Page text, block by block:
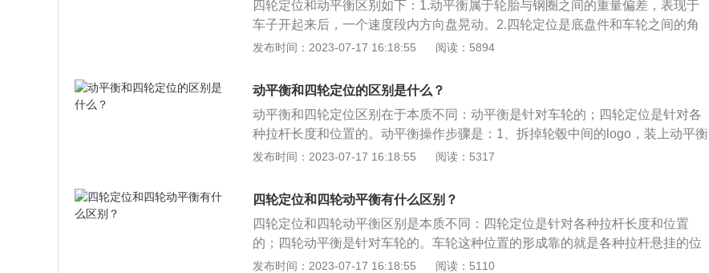
四轮定位和动平衡区别如下：1.动平衡属于轮胎与钢圈之间的重量偏差，表现于
车子开起来后，一个速度段内方向盘晃动。2.四轮定位是底盘件和车轮之间的角
度偏差，源于底盘件问题，效果有：吃胎、跑偏、方向盘不正等。扩展如下：1.
行驶中轮胎和转向机件的磨损。2.动平衡的作用：动平衡可以确保轮胎平顺行
驶，避免抖动，使车辆高速平稳安全的行驶。
发布时间：2023-07-17 16:18:55 阅读：5894
动平衡和四轮定位的区别是什么？
动平衡和四轮定位区别在于本质不同：动平衡是针对车轮的；四轮定位是针对各
种拉杆长度和位置的。动平衡操作步骤是：1、拆掉轮毂中间的logo，装上动平衡
仪进行测量，并输入数据；2、测量轮辋宽度，并输入数据；3、根据电脑计算得
轮定位操作步骤是：1、连接电源开机；2、车轮挂标靶，标靶面向相机方向；
3、电脑页面点击进入测量程序；4、打开相机确认标靶前后是否正确，如不正确
调整标靶；5、点击测量，按提示操作得出测量数据；6、将总前速车辆数据调至
绿色标准范围即可。
发布时间：2023-07-17 16:18:55 阅读：5317
四轮定位和四轮动平衡有什么区别？
四轮定位和四轮动平衡区别是本质不同：四轮定位是针对各种拉杆长度和位置
的；四轮动平衡是针对车轮的。车轮这种位置的形成靠的就是各种拉杆悬挂的位
置所决定，调整定位数值就是调整拉杆或者悬挂等部件的位置。凡是拆装过轮
发布时间：2023-07-17 16:18:55 阅读：5110